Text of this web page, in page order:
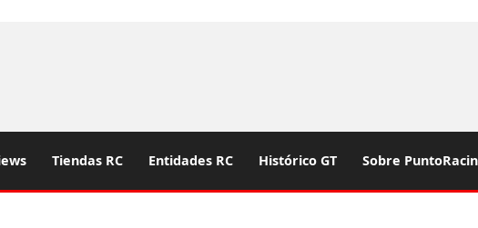
Tiendas RC Entidades RC Histórico GT Sobre